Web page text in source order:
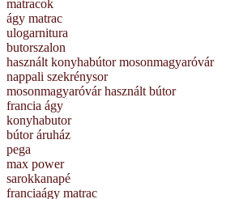
matracok
ágy matrac
ulogarnitura
butorszalon
használt konyhabútor mosonmagyaróvár
nappali szekrénysor
mosonmagyaróvár használt bútor
francia ágy
konyhabutor
bútor áruház
pega
max power
sarokkanapé
franciaágy matrac